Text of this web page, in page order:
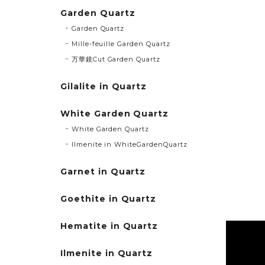
Garden Quartz
Garden Quartz
Mille-feuille Garden Quartz
万華鏡Cut Garden Quartz
Gilalite in Quartz
White Garden Quartz
White Garden Quartz
Ilmenite in WhiteGardenQuartz
Garnet in Quartz
Goethite in Quartz
Hematite in Quartz
Ilmenite in Quartz